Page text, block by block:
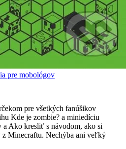
pre mobológov
pre všetkých fanúšikov
Kde je zombie? a miniedíciu
Ako kresliť s návodom, ako si
Minecraftu. Nechýba ani veľký